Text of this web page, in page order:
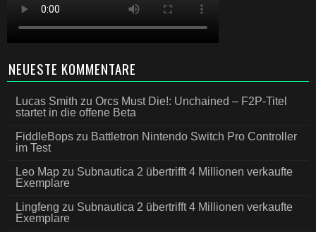
NEUESTE KOMMENTARE
Lucas Smith zu Orcs Must Die!: Unchained – F2P-Titel
startet in die offene Beta
FiddleBops zu Battletron Nintendo Switch Pro Controller
im Test
Leo Map zu Subnautica 2 übertrifft 4 Millionen verkaufte
Exemplare
Lingfeng zu Subnautica 2 übertrifft 4 Millionen verkaufte
Exemplare